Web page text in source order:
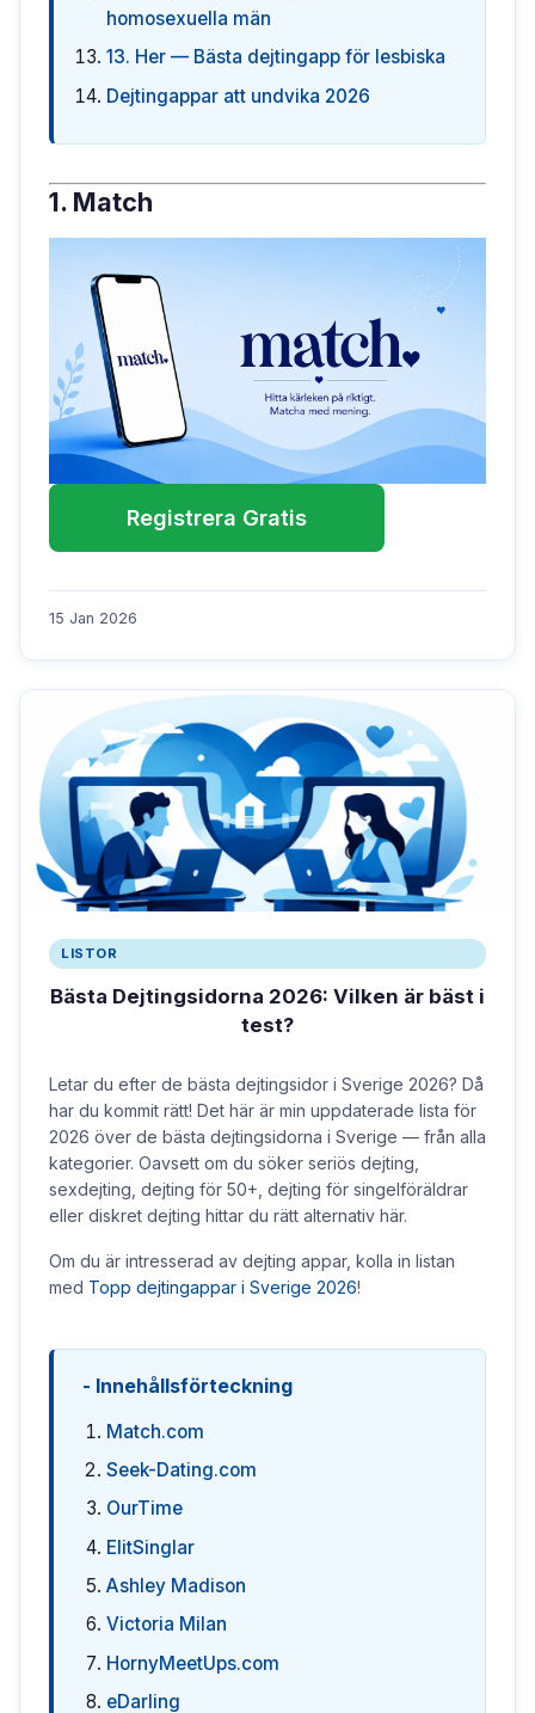
homosexuella män
13. Her — Bästa dejtingapp för lesbiska
Dejtingappar att undvika 2026
1. Match
Registrera Gratis
15 Jan 2026
LISTOR
Bästa Dejtingsidorna 2026: Vilken är bäst i
test?
Letar du efter de bästa dejtingsidor i Sverige 2026? Då
har du kommit rätt! Det här är min uppdaterade lista för
2026 över de bästa dejtingsidorna i Sverige — från alla
kategorier. Oavsett om du söker seriös dejting,
sexdejting, dejting för 50+, dejting för singelföräldrar
eller diskret dejting hittar du rätt alternativ här.
Om du är intresserad av dejting appar, kolla in listan
med Topp dejtingappar i Sverige 2026!
Innehållsförteckning
Match.com
Seek-Dating.com
OurTime
ElitSinglar
Ashley Madison
Victoria Milan
HornyMeetUps.com
eDarling